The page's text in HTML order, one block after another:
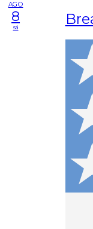
AGO
8
sá